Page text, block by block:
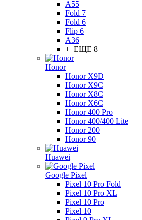
A55
Fold 7
Fold 6
Flip 6
A36
+ ЕЩЕ 8
Honor
Honor X9D
Honor X9C
Honor X8C
Honor X6C
Honor 400 Pro
Honor 400/400 Lite
Honor 200
Honor 90
Huawei
Google Pixel
Pixel 10 Pro Fold
Pixel 10 Pro XL
Pixel 10 Pro
Pixel 10